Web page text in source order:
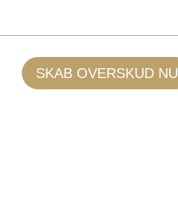
SKAB OVERSKUD NU